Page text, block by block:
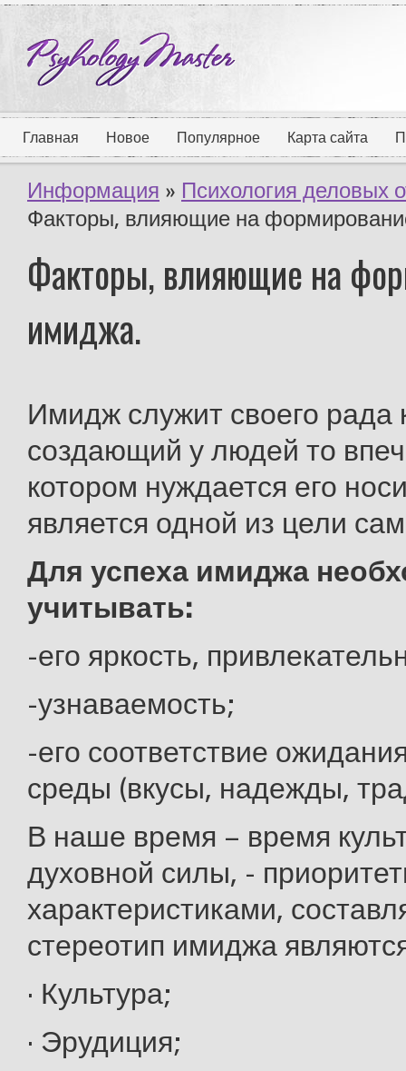
Главная Новое Популярное Карта сайта
Информация » Психология деловых
Факторы, влияющие на
Факторы, влияющие на
имиджа.
Имидж служит своего
создающий у людей то
котором нуждается его
является одной из цели
Для успеха имиджа
учитывать:
-его яркость,
-узнаваемость;
-его соответствие
среды (вкусы, надежды,
В наше время – время
духовной силы, -
характеристиками,
стереотип имиджа
· Культура;
· Эрудиция;